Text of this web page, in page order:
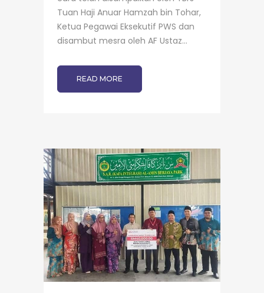
Tuan Haji Anuar Hamzah bin Tohar,
Ketua Pegawai Eksekutif PWS dan
disambut mesra oleh AF Ustaz...
READ MORE